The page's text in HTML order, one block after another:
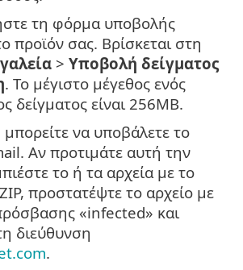
τη φόρμα υποβολής
προϊόν σας. Βρίσκεται στη
> Υποβολή δείγματος
. Το μέγιστο μέγεθος ενός
δείγματος είναι 256MB.
μπορείτε να υποβάλετε το
Αν προτιμάτε αυτή την
το ή τα αρχεία με το
προστατέψτε το αρχείο με
«infected» και
διεύθυνση
.